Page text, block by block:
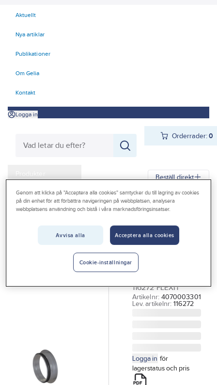
Aktuellt
Nya artiklar
Publikationer
Om Gelia
Kontakt
Logga in
Orderrader:0
Produkter
Kampanjer
Outlet
Beställ direkt
Gelia Produkter Gelia Ventilation
Ventilationssystem
Inloppsrör
116272 FLEXIT
Artikelnr: 4070003301
Lev. artikelnr: 116272
Logga in för
lagerstatus och pris
Genom att klicka på "Acceptera alla cookies" samtycker du till lagring av cookies
på din enhet för att förbättra navigeringen på webbplatsen, analysera
webbplatsens användning och bistå i våra marknadsföringsinsatser.
Avvisa alla Acceptera alla cookies
Cookie-inställningar